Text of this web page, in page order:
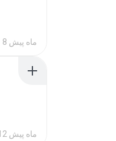
8 ماه پیش
12 ماه پیش